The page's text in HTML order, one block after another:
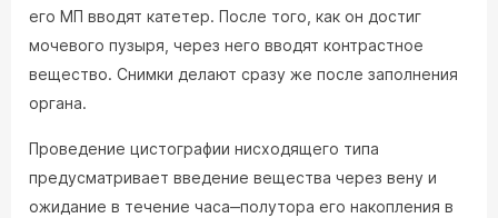
его МП вводят катетер. После того, как он достиг
мочевого пузыря, через него вводят контрастное
вещество. Снимки делают сразу же после заполнения
органа.
Проведение цистографии нисходящего типа
предусматривает введение вещества через вену и
ожидание в течение часа‒полутора его накопления в